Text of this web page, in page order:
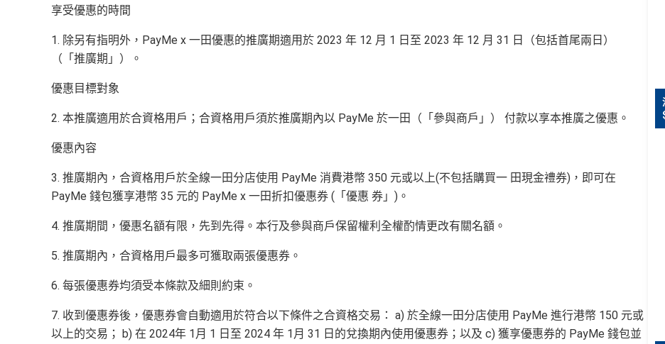
享受優惠的時間
1. 除另有指明外，PayMe x 一田優惠的推廣期適用於 2023 年 12 月 1 日至 2023 年 12 月 31 日（包括首尾兩日）
（「推廣期」）。
優惠目標對象
2. 本推廣適用於合資格用戶；合資格用戶須於推廣期內以 PayMe 於一田（「參與商戶」） 付款以享本推廣之優惠。
優惠內容
3. 推廣期內，合資格用戶於全線一田分店使用 PayMe 消費港幣 350 元或以上(不包括購買一 田現金禮券)，即可在
PayMe 錢包獲享港幣 35 元的 PayMe x 一田折扣優惠券 (「優惠 券」)。
4. 推廣期間，優惠名額有限，先到先得。本行及參與商戶保留權利全權酌情更改有關名額。
5. 推廣期內，合資格用戶最多可獲取兩張優惠券。
6. 每張優惠券均須受本條款及細則約束。
7. 收到優惠券後，優惠券會自動適用於符合以下條件之合資格交易： a) 於全線一田分店使用 PayMe 進行港幣 150 元或
以上的交易； b) 在 2024年 1月 1 日至 2024 年 1月 31 日的兌換期內使用優惠券；以及 c) 獲享優惠券的 PayMe 錢包並